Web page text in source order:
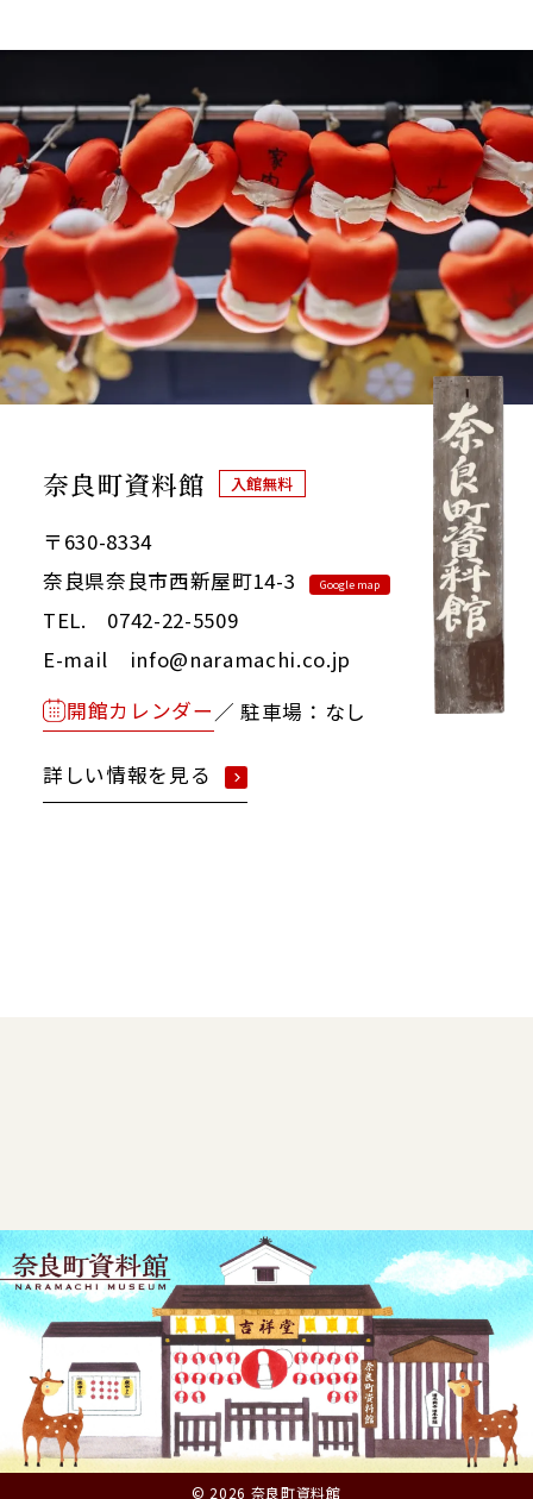
奈良町資料館 入館無料
〒630-8334
奈良県奈良市西新屋町14-3
Google map
TEL. 0742-22-5509
E-mail info@naramachi.co.jp
開館カレンダー／ 駐車場：なし
詳しい情報を見る
© 2026 奈良町資料館